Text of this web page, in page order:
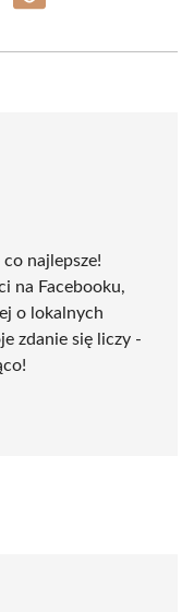
Share
najlepsze!
na Facebooku,
o lokalnych
zdanie się liczy -